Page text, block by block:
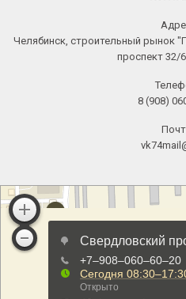
Челябинск, строительный рынок
проспект 32/
8 (908)